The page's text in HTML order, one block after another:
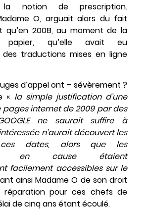
notion de prescription.
O, arguait alors du fait
qu’en 2008, au moment de la
papier, qu’elle avait eu
des traductions mises en ligne
d’appel ont – sévèrement ?
« la simple justification d’une
pages internet de 2009 par des
ne saurait suffire à
n’aurait découvert les
dates, alors que les
en cause étaient
facilement accessibles sur le
ainsi Madame O de son droit
réparation pour ces chefs de
de cinq ans étant écoulé.